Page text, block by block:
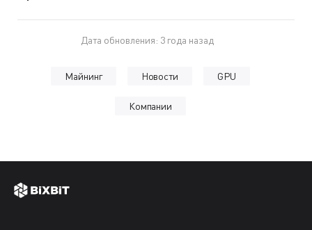
Дата обновления: 3 года назад
Майнинг Новости GPU
Компании